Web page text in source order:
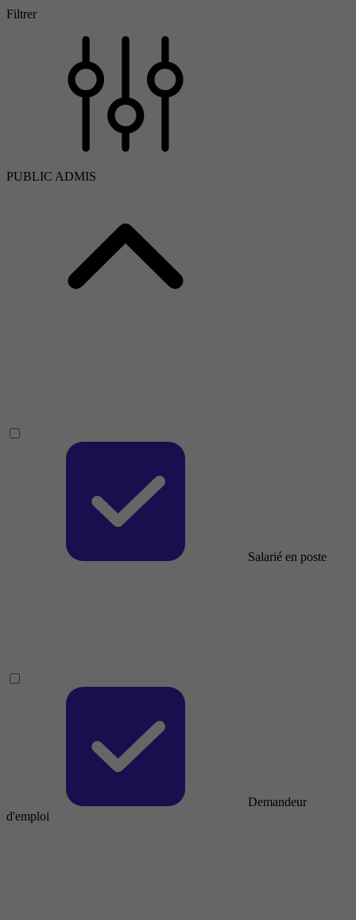
Filtrer
PUBLIC ADMIS
Salarié en poste
Demandeur
d'emploi